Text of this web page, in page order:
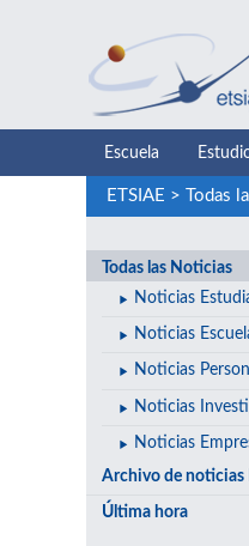
Escuela
ETSIAE > Todas
Todas las Noticias
Noticias
Noticias
Noticias
Noticias
Noticias
Archivo de noticias
Última hora